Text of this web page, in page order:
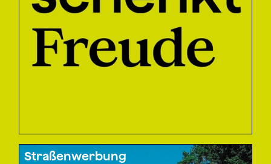
Straßenwerbung